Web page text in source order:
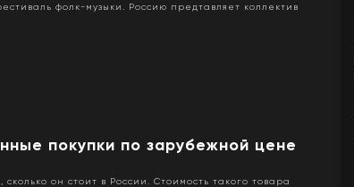
фолк-музыки. Россию предтавляет коллектив
покупки по зарубежной цене
он стоит в России. Стоимость такого товара